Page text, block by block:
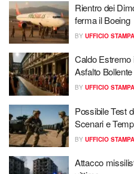
Rientro dei
ferma il Boeing
BY UFFICIO STAMPA
Caldo Estremo
Asfalto Bollente
BY UFFICIO STAMPA
Possibile Test
Scenari e
BY UFFICIO STAMPA
Attacco